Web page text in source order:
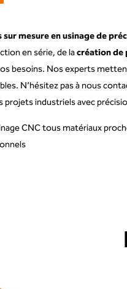
mesure en usinage de
en série, de lacréation
besoins. Nos experts
N’hésitez pas à nous
industriels avec
CNC tous matériaux